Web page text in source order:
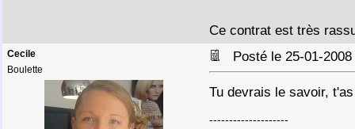
Ce contrat est très
Cecile
Boulette
Posté le 25-01-
Tu devrais le savoir,
--------------------